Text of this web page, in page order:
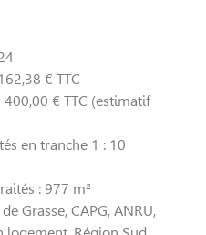
€ TTC
€ TTC (estimatif
en tranche 1 : 10
: 977 m²
Grasse, CAPG, ANRU,